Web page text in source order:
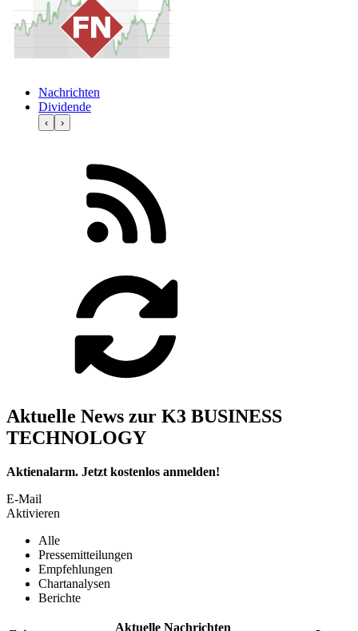
Nachrichten
Dividende
‹ ›
Aktuelle News zur K3 BUSINESS
TECHNOLOGY
Aktienalarm. Jetzt kostenlos anmelden!
E-Mail
Aktivieren
Alle
Pressemitteilungen
Empfehlungen
Chartanalysen
Berichte
Aktuelle Nachrichten